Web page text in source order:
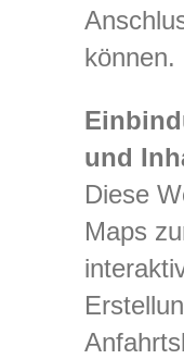
können.
und
Diese
Maps